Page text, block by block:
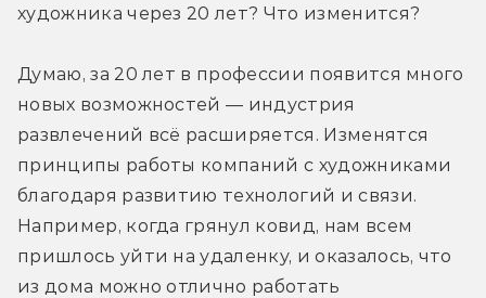
художника через 20 лет? Что изменится?
Думаю, за 20 лет в профессии появится много
новых возможностей — индустрия
развлечений всё расширяется. Изменятся
принципы работы компаний с художниками
благодаря развитию технологий и связи.
Например, когда грянул ковид, нам всем
пришлось уйти на удаленку, и оказалось, что
из дома можно отлично работать